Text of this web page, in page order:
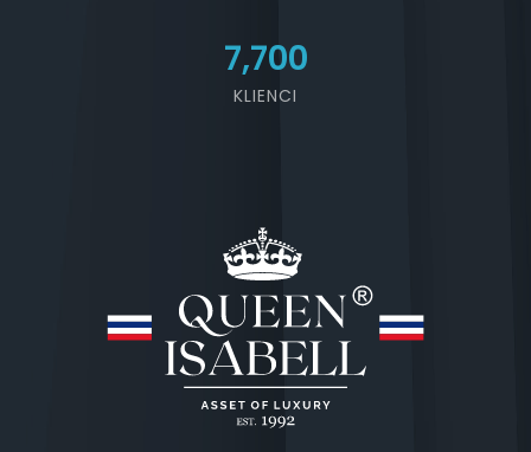
7,700
KLIENCI